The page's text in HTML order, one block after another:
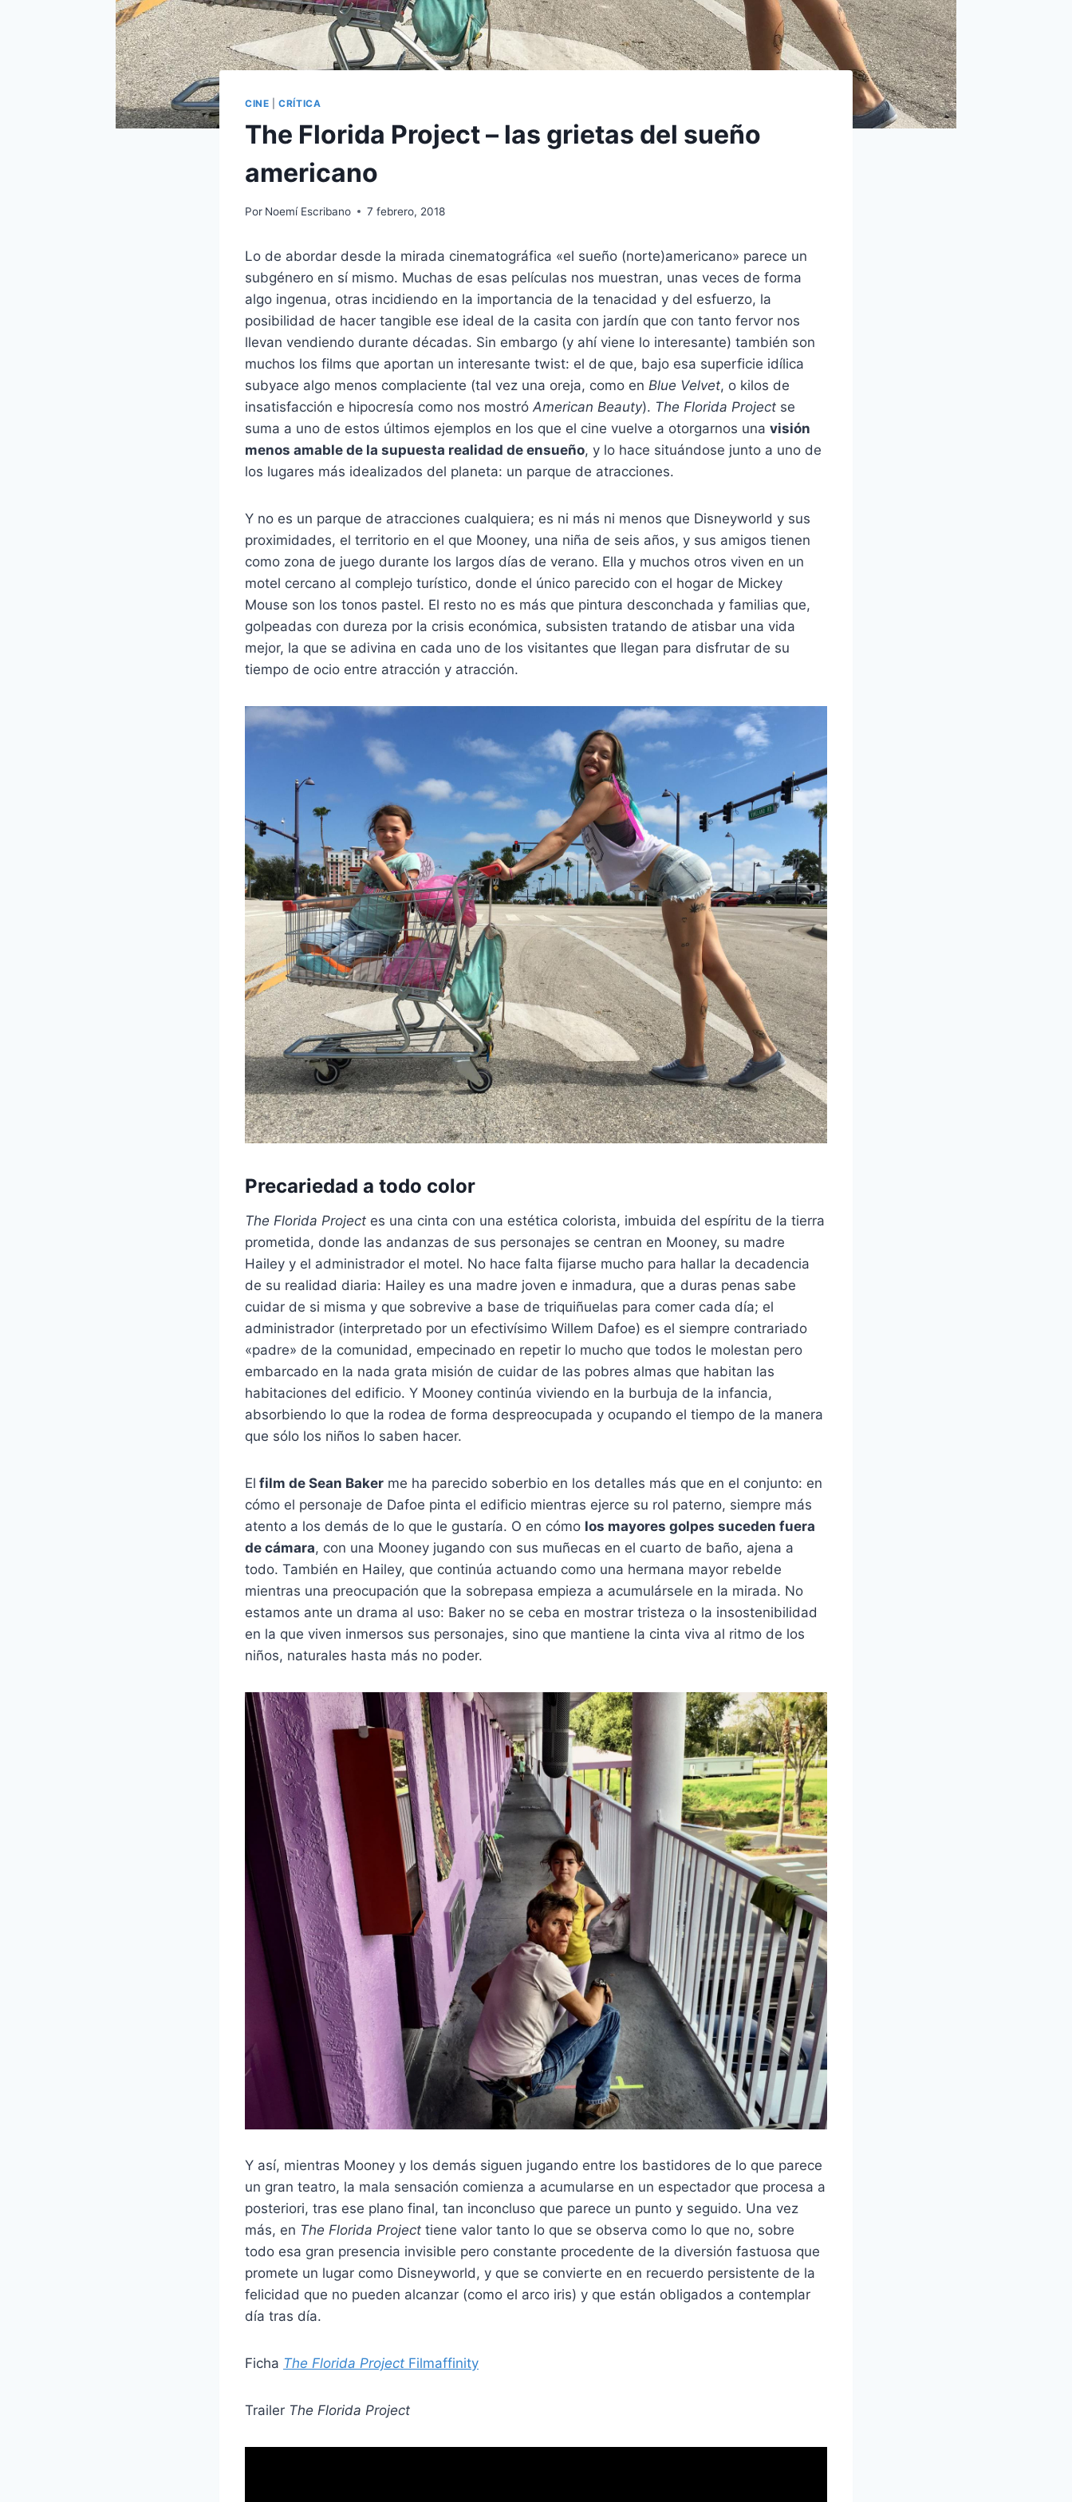
CINE |CRÍTICA
The Florida Project – las grietas del sueño
americano
Por Noemí Escribano 7 febrero, 2018
Lo de abordar desde la mirada cinematográfica «el sueño (norte)americano» parece un
subgénero en sí mismo. Muchas de esas películas nos muestran, unas veces de forma
algo ingenua, otras incidiendo en la importancia de la tenacidad y del esfuerzo, la
posibilidad de hacer tangible ese ideal de la casita con jardín que con tanto fervor nos
llevan vendiendo durante décadas. Sin embargo (y ahí viene lo interesante) también son
muchos los films que aportan un interesante twist: el de que, bajo esa superficie idílica
subyace algo menos complaciente (tal vez una oreja, como en Blue Velvet, o kilos de
insatisfacción e hipocresía como nos mostró American Beauty). The Florida Project se
suma a uno de estos últimos ejemplos en los que el cine vuelve a otorgarnos una visión
menos amable de la supuesta realidad de ensueño, y lo hace situándose junto a uno de
los lugares más idealizados del planeta: un parque de atracciones.
Y no es un parque de atracciones cualquiera; es ni más ni menos que Disneyworld y sus
proximidades, el territorio en el que Mooney, una niña de seis años, y sus amigos tienen
como zona de juego durante los largos días de verano. Ella y muchos otros viven en un
motel cercano al complejo turístico, donde el único parecido con el hogar de Mickey
Mouse son los tonos pastel. El resto no es más que pintura desconchada y familias que,
golpeadas con dureza por la crisis económica, subsisten tratando de atisbar una vida
mejor, la que se adivina en cada uno de los visitantes que llegan para disfrutar de su
tiempo de ocio entre atracción y atracción.
Precariedad a todo color
The Florida Project es una cinta con una estética colorista, imbuida del espíritu de la tierra
prometida, donde las andanzas de sus personajes se centran en Mooney, su madre
Hailey y el administrador el motel. No hace falta fijarse mucho para hallar la decadencia
de su realidad diaria: Hailey es una madre joven e inmadura, que a duras penas sabe
cuidar de si misma y que sobrevive a base de triquiñuelas para comer cada día; el
administrador (interpretado por un efectivísimo Willem Dafoe) es el siempre contrariado
«padre» de la comunidad, empecinado en repetir lo mucho que todos le molestan pero
embarcado en la nada grata misión de cuidar de las pobres almas que habitan las
habitaciones del edificio. Y Mooney continúa viviendo en la burbuja de la infancia,
absorbiendo lo que la rodea de forma despreocupada y ocupando el tiempo de la manera
que sólo los niños lo saben hacer.
El film de Sean Baker me ha parecido soberbio en los detalles más que en el conjunto: en
cómo el personaje de Dafoe pinta el edificio mientras ejerce su rol paterno, siempre más
atento a los demás de lo que le gustaría. O en cómo los mayores golpes suceden fuera
de cámara, con una Mooney jugando con sus muñecas en el cuarto de baño, ajena a
todo. También en Hailey, que continúa actuando como una hermana mayor rebelde
mientras una preocupación que la sobrepasa empieza a acumulársele en la mirada. No
estamos ante un drama al uso: Baker no se ceba en mostrar tristeza o la insostenibilidad
en la que viven inmersos sus personajes, sino que mantiene la cinta viva al ritmo de los
niños, naturales hasta más no poder.
Y así, mientras Mooney y los demás siguen jugando entre los bastidores de lo que parece
un gran teatro, la mala sensación comienza a acumularse en un espectador que procesa a
posteriori, tras ese plano final, tan inconcluso que parece un punto y seguido. Una vez
más, en The Florida Project tiene valor tanto lo que se observa como lo que no, sobre
todo esa gran presencia invisible pero constante procedente de la diversión fastuosa que
promete un lugar como Disneyworld, y que se convierte en en recuerdo persistente de la
felicidad que no pueden alcanzar (como el arco iris) y que están obligados a contemplar
día tras día.
Ficha The Florida Project Filmaffinity
Trailer The Florida Project